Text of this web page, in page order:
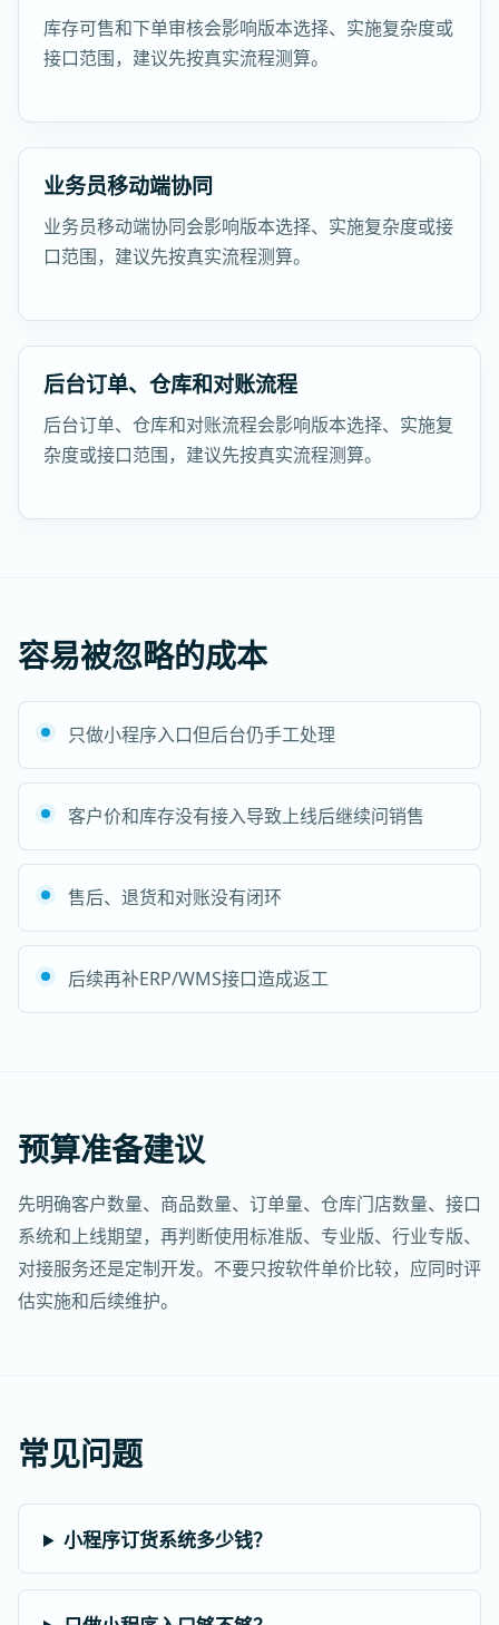
库存可售和下单审核会影响版本选择、实施复杂度或
接口范围，建议先按真实流程测算。
业务员移动端协同
业务员移动端协同会影响版本选择、实施复杂度或接
口范围，建议先按真实流程测算。
后台订单、仓库和对账流程
后台订单、仓库和对账流程会影响版本选择、实施复
杂度或接口范围，建议先按真实流程测算。
容易被忽略的成本
只做小程序入口但后台仍手工处理
客户价和库存没有接入导致上线后继续问销售
售后、退货和对账没有闭环
后续再补ERP/WMS接口造成返工
预算准备建议
先明确客户数量、商品数量、订单量、仓库门店数量、接口
系统和上线期望，再判断使用标准版、专业版、行业专版、
对接服务还是定制开发。不要只按软件单价比较，应同时评
估实施和后续维护。
常见问题
小程序订货系统多少钱？